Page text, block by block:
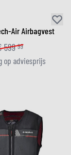
Air Airbagvest
599 99
op adviesprijs